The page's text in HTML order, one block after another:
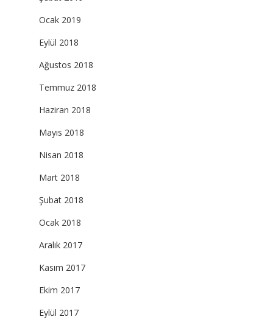
Ocak 2019
Eylül 2018
Ağustos 2018
Temmuz 2018
Haziran 2018
Mayıs 2018
Nisan 2018
Mart 2018
Şubat 2018
Ocak 2018
Aralık 2017
Kasım 2017
Ekim 2017
Eylül 2017